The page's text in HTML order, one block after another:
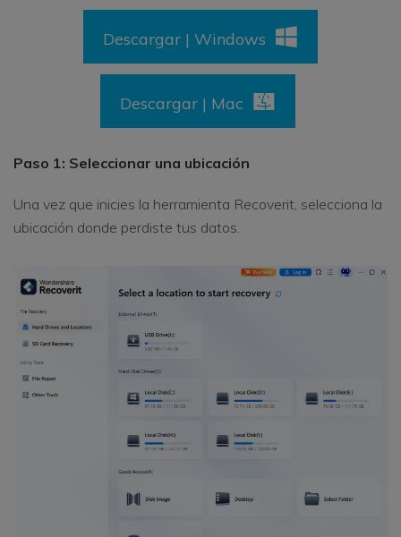
Descargar | Windows
Descargar | Mac
Paso 1: Seleccionar una ubicación
Una vez que inicies la herramienta Recoverit, selecciona la
ubicación donde perdiste tus datos.